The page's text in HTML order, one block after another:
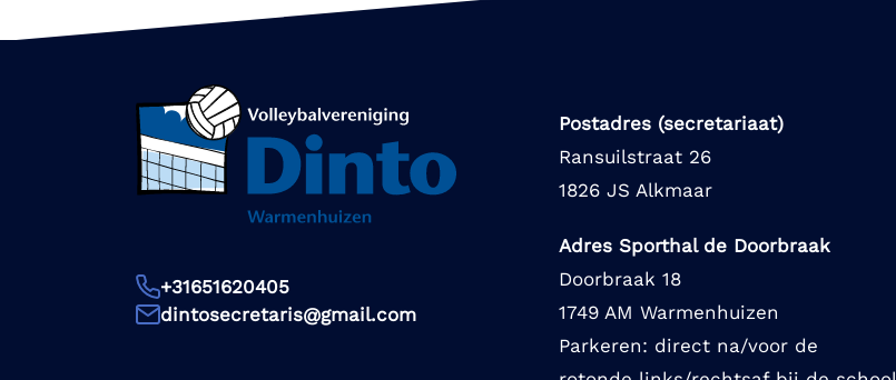
+31651620405
dintosecretaris@gmail.com
Postadres (secretariaat)
Ransuilstraat 26
1826 JS Alkmaar
Adres Sporthal de Doorbraak
Doorbraak 18
1749 AM Warmenhuizen
Parkeren: direct na/voor de